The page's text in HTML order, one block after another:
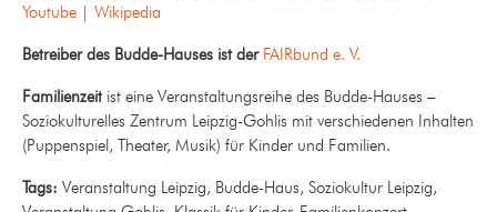
Youtube | Wikipedia
Betreiber des Budde-Hauses ist der FAIRbund e. V.
Familienzeitist eine Veranstaltungsreihe des Budde-Hauses –
Soziokulturelles Zentrum Leipzig-Gohlis mit verschiedenen Inhalten
(Puppenspiel, Theater, Musik) für Kinder und Familien.
Tags: Veranstaltung Leipzig, Budde-Haus, Soziokultur Leipzig,